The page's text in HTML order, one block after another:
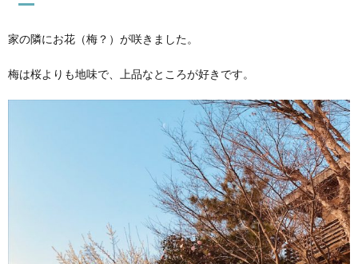
家の隣にお花（梅？）が咲きました。
梅は桜よりも地味で、上品なところが好きです。